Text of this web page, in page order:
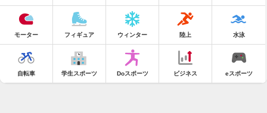
モーター フィギュア ウィンター 陸上 水泳
自転車 学生スポーツ Doスポーツ ビジネス eスポーツ